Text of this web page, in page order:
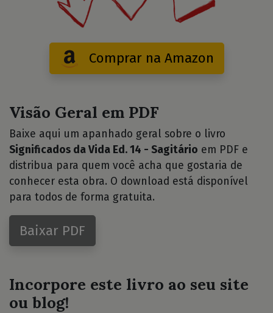
Comprar na Amazon
Visão Geral em PDF
Baixe aqui um apanhado geral sobre o livro
Significados da Vida Ed. 14 - Sagitário em PDF e
distribua para quem você acha que gostaria de
conhecer esta obra. O download está disponível
para todos de forma gratuita.
Baixar PDF
Incorpore este livro ao seu site
ou blog!